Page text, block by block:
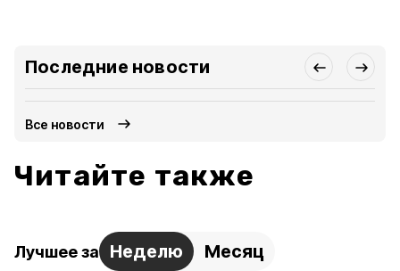
Последние новости
Все новости
Читайте также
Лучшее за Неделю Месяц